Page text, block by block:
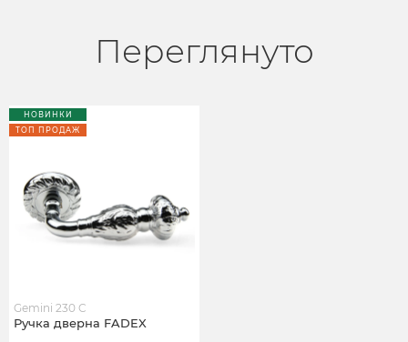
Переглянуто
НОВИНКИ
ТОП ПРОДАЖ
Ручка дверна FADEX
Gemini 230 C